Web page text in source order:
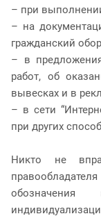
– при
– на
гражданский
– в
работ, об
вывесках и в
– в сети
при других
Никто не